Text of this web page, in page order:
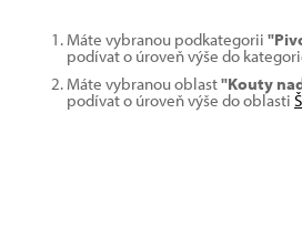
Máte vybranou podkategorii
podívat o úroveň výše do
Máte vybranou oblast"Kouty
podívat o úroveň výše do oblasti